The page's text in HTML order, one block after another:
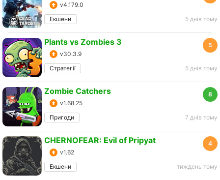
v4.179.0
Екшени
5 днів тому
5
Plants vs Zombies 3
v30.3.9
Стратегії
5 днів тому
8
Zombie Catchers
v1.68.25
Пригоди
7 днів тому
4
CHERNOFEAR: Evil of Pripyat
v1.62
Екшени
тиждень тому